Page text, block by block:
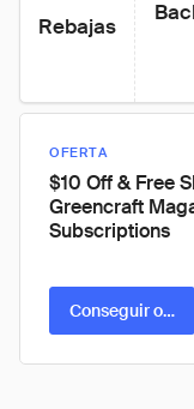
Rebajas
OFERTA
$10 Off & Free
Greencraft
Subscriptions
Conseguir oferta